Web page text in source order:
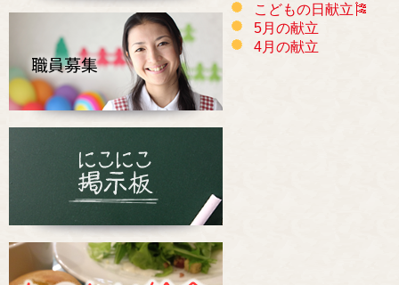
こどもの日献立🎏
5月の献立
4月の献立